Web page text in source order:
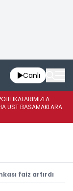
Canlı
ÜST BASAMAKLARA
faiz artırdı